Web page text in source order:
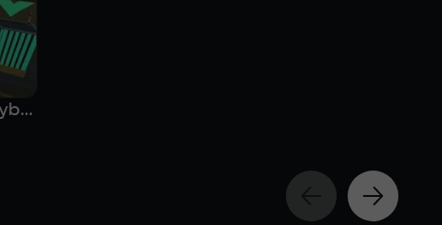
Totally Reliable Delivery Service - Cyberfunk